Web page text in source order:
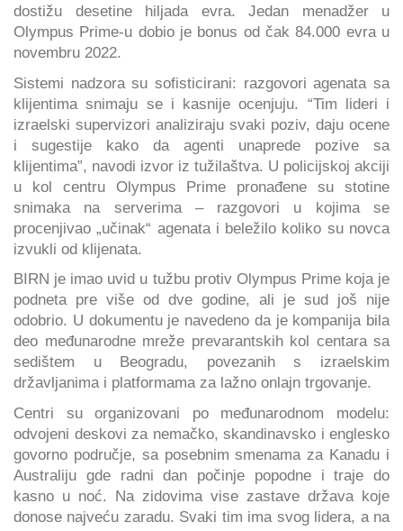
dostižu desetine hiljada evra. Jedan menadžer u
Olympus Prime-u dobio je bonus od čak 84.000 evra u
novembru 2022.
Sistemi nadzora su sofisticirani: razgovori agenata sa
klijentima snimaju se i kasnije ocenjuju. “Tim lideri i
izraelski supervizori analiziraju svaki poziv, daju ocene
i sugestije kako da agenti unaprede pozive sa
klijentima”, navodi izvor iz tužilaštva. U policijskoj akciji
u kol centru Olympus Prime pronađene su stotine
snimaka na serverima – razgovori u kojima se
procenjivao „učinak“ agenata i beležilo koliko su novca
izvukli od klijenata.
BIRN je imao uvid u tužbu protiv Olympus Prime koja je
podneta pre više od dve godine, ali je sud još nije
odobrio. U dokumentu je navedeno da je kompanija bila
deo međunarodne mreže prevarantskih kol centara sa
sedištem u Beogradu, povezanih s izraelskim
državljanima i platformama za lažno onlajn trgovanje.
Centri su organizovani po međunarodnom modelu:
odvojeni deskovi za nemačko, skandinavsko i englesko
govorno područje, sa posebnim smenama za Kanadu i
Australiju gde radni dan počinje popodne i traje do
kasno u noć. Na zidovima vise zastave država koje
donose najveću zaradu. Svaki tim ima svog lidera, a na